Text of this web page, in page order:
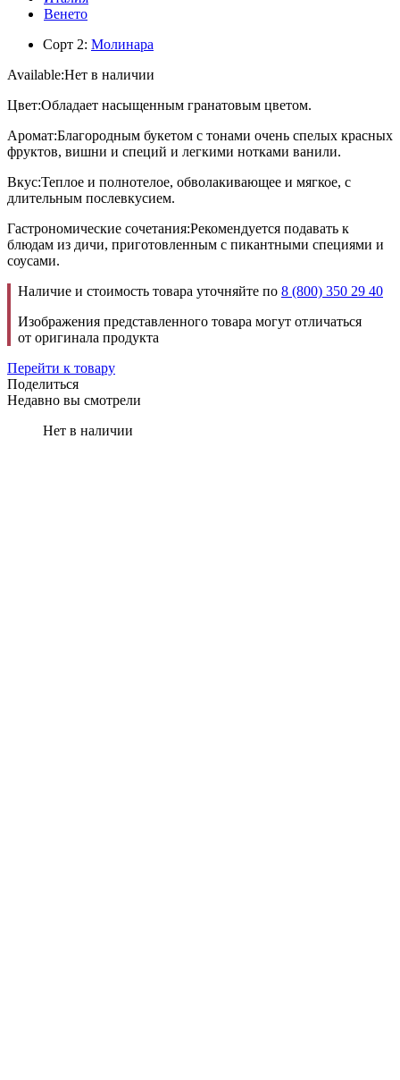
Венето
Сорт 2: Молинара
Available:Нет в наличии
Цвет:Обладает насыщенным гранатовым цветом.
Аромат:Благородным букетом с тонами очень спелых красных
фруктов, вишни и специй и легкими нотками ванили.
Вкус:Теплое и полнотелое, обволакивающее и мягкое, с
длительным послевкусием.
Гастрономические сочетания:Рекомендуется подавать к
блюдам из дичи, приготовленным с пикантными специями и
соусами.
Наличие и стоимость товара уточняйте по 8 (800) 350 29 40
Изображения представленного товара могут отличаться
от оригинала продукта
Перейти к товару
Поделиться
Недавно вы смотрели
Нет в наличии